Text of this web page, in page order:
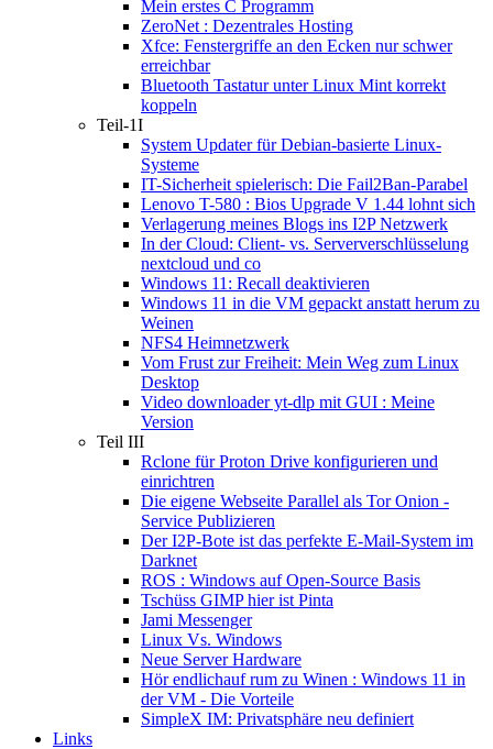
Mein erstes C Programm
ZeroNet : Dezentrales Hosting
Xfce: Fenstergriffe an den Ecken nur schwer
erreichbar
Bluetooth Tastatur unter Linux Mint korrekt
koppeln
Teil-1I
System Updater für Debian-basierte Linux-
Systeme
IT-Sicherheit spielerisch: Die Fail2Ban-Parabel
Lenovo T-580 : Bios Upgrade V 1.44 lohnt sich
Verlagerung meines Blogs ins I2P Netzwerk
In der Cloud: Client- vs. Serververschlüsselung
nextcloud und co
Windows 11: Recall deaktivieren
Windows 11 in die VM gepackt anstatt herum zu
Weinen
NFS4 Heimnetzwerk
Vom Frust zur Freiheit: Mein Weg zum Linux
Desktop
Video downloader yt-dlp mit GUI : Meine
Version
Teil III
Rclone für Proton Drive konfigurieren und
einrichtren
Die eigene Webseite Parallel als Tor Onion -
Service Publizieren
Der I2P-Bote ist das perfekte E-Mail-System im
Darknet
ROS : Windows auf Open-Source Basis
Tschüss GIMP hier ist Pinta
Jami Messenger
Linux Vs. Windows
Neue Server Hardware
Hör endlichauf rum zu Winen : Windows 11 in
der VM - Die Vorteile
SimpleX IM: Privatsphäre neu definiert
Links